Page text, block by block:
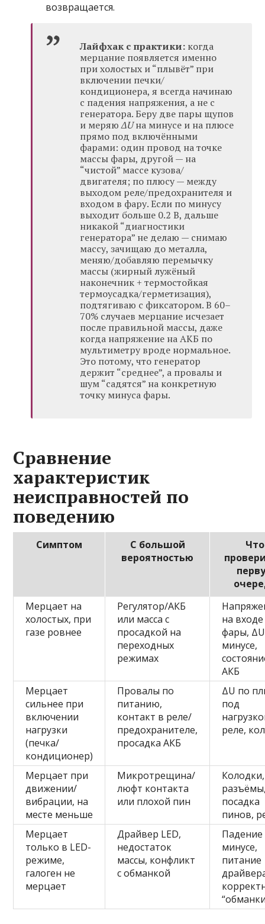
возвращается.
Лайфхак с практики: когда
мерцание появляется именно
при холостых и “плывёт” при
включении печки/
кондиционера, я всегда начинаю
с падения напряжения, а не с
генератора. Беру две пары щупов
и меряюΔUна минусе и на плюсе
прямо под включёнными
фарами: один провод на точке
массы фары, другой — на
“чистой” массе кузова/
двигателя; по плюсу — между
выходом реле/предохранителя и
входом в фару. Если по минусу
выходит больше 0.2 В, дальше
никакой “диагностики
генератора” не делаю — снимаю
массу, зачищаю до металла,
меняю/добавляю перемычку
массы (жирный лужёный
наконечник + термостойкая
термоусадка/герметизация),
подтягиваю с фиксатором. В 60–
70% случаев мерцание исчезает
после правильной массы, даже
когда напряжение на АКБ по
мультиметру вроде нормальное.
Это потому, что генератор
держит “среднее”, а провалы и
шум “садятся” на конкретную
точку минуса фары.
Сравнение
характеристик
неисправностей по
поведению
Симптом
С большой
вероятностью
Что
Мерцает на
холостых, при
газе ровнее
Регулятор/АКБ
или масса с
просадкой на
переходных
режимах
на входе
фары,
минусе,
АКБ
Мерцает
сильнее при
включении
нагрузки
(печка/
кондиционер)
Провалы по
питанию,
контакт в реле/
предохранителе,
просадка АКБ
ΔU по
под
реле,
Мерцает при
движении/
вибрации, на
месте меньше
Микротрещина/
люфт контакта
или плохой пин
Колодки,
посадка
пинов,
Мерцает
только в LED-
режиме,
галоген не
мерцает
Драйвер LED,
недостаток
массы, конфликт
с обманкой
Падение
минусе,
питание